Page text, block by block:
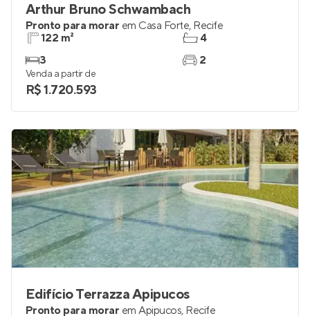
Arthur Bruno Schwambach
Pronto para morar em Casa Forte, Recife
122 m²
3
4
2
Venda a partir de
R$ 1.720.593
Edifício Terrazza Apipucos
Pronto para morar em Apipucos, Recife